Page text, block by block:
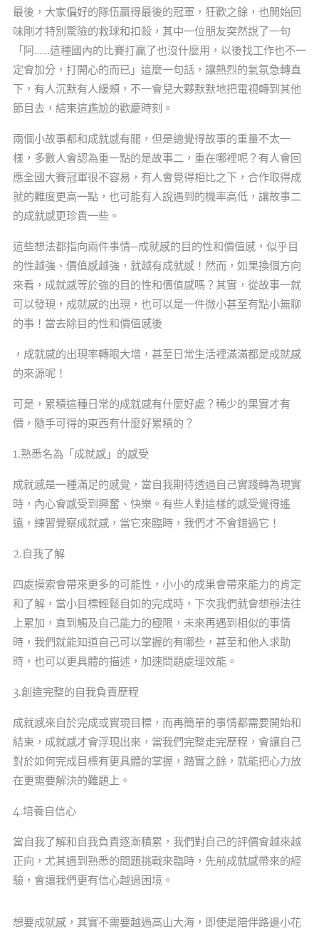
最後，大家偏好的隊伍贏得最後的冠軍，狂歡之餘，也開始回
味剛才特別驚險的救球和扣殺，其中一位朋友突然說了一句
「阿……這種國內的比賽打贏了也沒什麼用，以後找工作也不一
定會加分，打開心的而已」這麼一句話，讓熱烈的氣氛急轉直
下，有人沉默有人緩頰，不一會兒大夥默默地把電視轉到其他
節目去，結束這尷尬的歡慶時刻。
兩個小故事都和成就感有關，但是總覺得故事的重量不太一
樣，多數人會認為重一點的是故事二，重在哪裡呢？有人會回
應全國大賽冠軍很不容易，有人會覺得相比之下，合作取得成
就的難度更高一點，也可能有人說遇到的機率高低，讓故事二
的成就感更珍貴一些。
這些想法都指向兩件事情─成就感的目的性和價值感，似乎目
的性越強、價值感越強，就越有成就感！然而，如果換個方向
來看，成就感等於強的目的性和價值感嗎？其實，從故事一就
可以發現，成就感的出現，也可以是一件微小甚至有點小無聊
的事！當去除目的性和價值感後
，成就感的出現率轉眼大增，甚至日常生活裡滿滿都是成就感
的來源呢！
可是，累積這種日常的成就感有什麼好處？稀少的果實才有
價，隨手可得的東西有什麼好累積的？
1.熟悉名為「成就感」的感受
成就感是一種滿足的感覺，當自我期待透過自己實踐轉為現實
時，內心會感受到興奮、快樂。有些人對這樣的感受覺得遙
遠，練習覺察成就感，當它來臨時，我們才不會錯過它！
2.自我了解
四處摸索會帶來更多的可能性，小小的成果會帶來能力的肯定
和了解，當小目標輕鬆自如的完成時，下次我們就會想辦法往
上累加，直到觸及自己能力的極限，未來再遇到相似的事情
時，我們就能知道自己可以掌握的有哪些，甚至和他人求助
時，也可以更具體的描述，加速問題處理效能。
3.創造完整的自我負責歷程
成就感來自於完成或實現目標，而再簡單的事情都需要開始和
結束，成就感才會浮現出來，當我們完整走完歷程，會讓自己
對於如何完成目標有更具體的掌握，踏實之餘，就能把心力放
在更需要解決的難題上。
4.培養自信心
當自我了解和自我負責逐漸積累，我們對自己的評價會越來越
正向，尤其遇到熟悉的問題挑戰來臨時，先前成就感帶來的經
驗，會讓我們更有信心越過困境。
想要成就感，其實不需要越過高山大海，即使是陪伴路邊小花